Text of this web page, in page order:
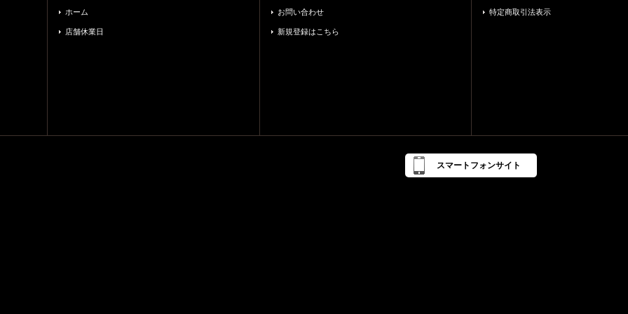
ホーム
店舗休業日
お問い合わせ
新規登録はこちら
特定商取引法表示
スマートフォンサイト